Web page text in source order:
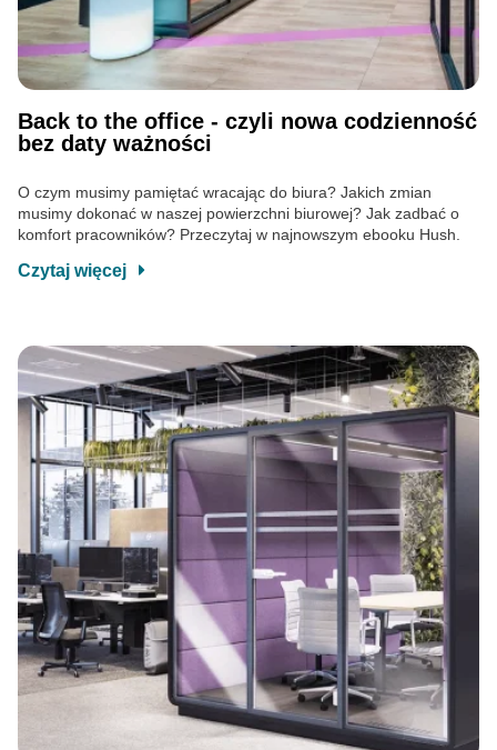
Back to the office - czyli nowa codzienność
bez daty ważności
O czym musimy pamiętać wracając do biura? Jakich zmian
musimy dokonać w naszej powierzchni biurowej? Jak zadbać o
komfort pracowników? Przeczytaj w najnowszym ebooku Hush.
Czytaj więcej